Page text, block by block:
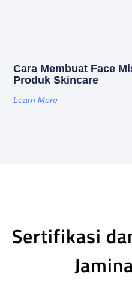
Cara Membuat Face
Produk Skincare
Learn More
Sertifikasi